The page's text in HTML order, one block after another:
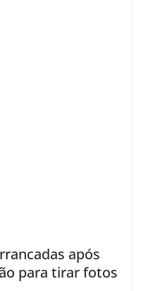
após
para tirar fotos